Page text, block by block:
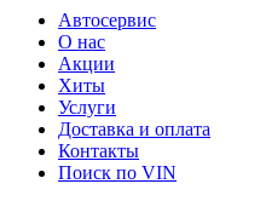
Автосервис
О нас
Акции
Хиты
Услуги
Доставка и оплата
Контакты
Поиск по VIN